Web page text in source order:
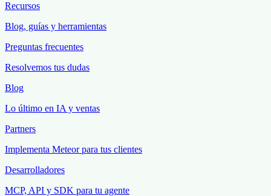
Recursos
Blog, guías y herramientas
Preguntas frecuentes
Resolvemos tus dudas
Blog
Lo último en IA y ventas
Partners
Implementa Meteor para tus clientes
Desarrolladores
MCP, API y SDK para tu agente